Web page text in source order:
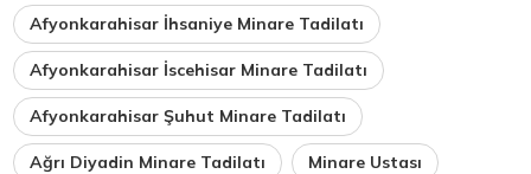
Afyonkarahisar İhsaniye Minare Tadilatı
Afyonkarahisar İscehisar Minare Tadilatı
Afyonkarahisar Şuhut Minare Tadilatı
Ağrı Diyadin Minare Tadilatı Minare Ustası